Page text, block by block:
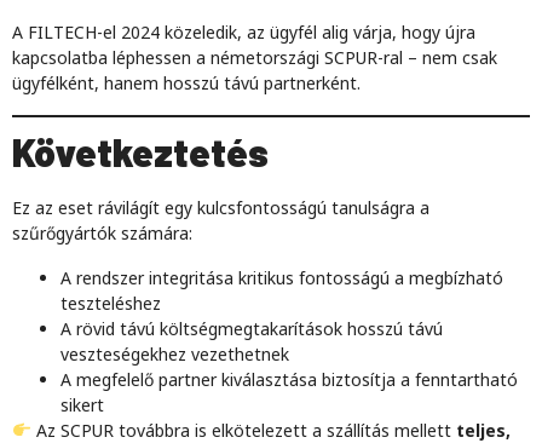
A FILTECH-el 2024 közeledik, az ügyfél alig várja, hogy újra
kapcsolatba léphessen a németországi SCPUR-ral – nem csak
ügyfélként, hanem hosszú távú partnerként.
Következtetés
Ez az eset rávilágít egy kulcsfontosságú tanulságra a
szűrőgyártók számára:
A rendszer integritása kritikus fontosságú a megbízható
teszteléshez
A rövid távú költségmegtakarítások hosszú távú
veszteségekhez vezethetnek
A megfelelő partner kiválasztása biztosítja a fenntartható
sikert
Az SCPUR továbbra is elkötelezett a szállítás mellett teljes,